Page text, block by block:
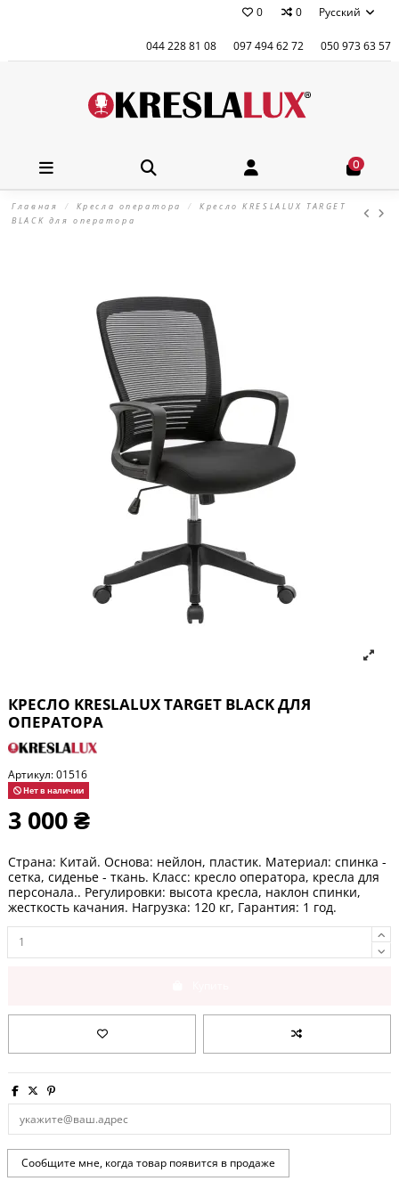
0 0 Русский
044 228 81 08 097 494 62 72 050 973 63 57
0
Главная Кресла оператора
Кресло KRESLALUX TARGET
BLACK для оператора
КРЕСЛО KRESLALUX TARGET BLACK ДЛЯ
ОПЕРАТОРА
Артикул:01516
Нет в наличии
3 000 ₴
Страна: Китай. Основа: нейлон, пластик. Материал: спинка -
сетка, сиденье - ткань. Класс: кресло оператора, кресла для
персонала.. Регулировки: высота кресла, наклон спинки,
жесткость качания. Нагрузка: 120 кг, Гарантия: 1 год.